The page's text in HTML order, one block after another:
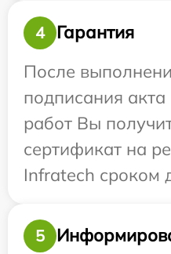
4
Гарантия
После
подписания
работ Вы
сертификат на
Infratech сроком
5